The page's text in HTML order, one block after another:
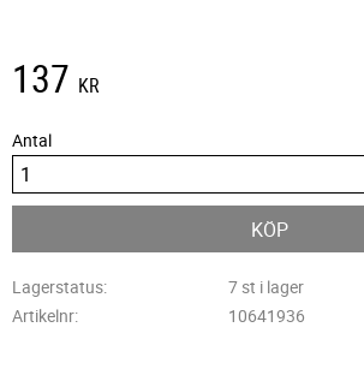
137 KR
Antal
KÖP
Lagerstatus
7 st i lager
Artikelnr
10641936